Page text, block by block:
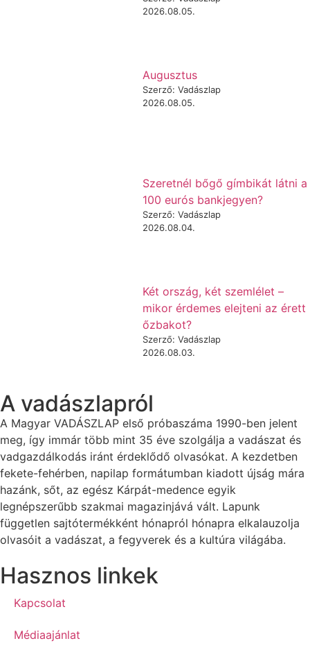
2026.08.05.
Augusztus
Szerző: Vadászlap
2026.08.05.
Szeretnél bőgő gímbikát látni a
100 eurós bankjegyen?
Szerző: Vadászlap
2026.08.04.
Két ország, két szemlélet –
mikor érdemes elejteni az érett
őzbakot?
Szerző: Vadászlap
2026.08.03.
A vadászlapról
A Magyar VADÁSZLAP első próbaszáma 1990-ben jelent
meg, így immár több mint 35 éve szolgálja a vadászat és
vadgazdálkodás iránt érdeklődő olvasókat. A kezdetben
fekete-fehérben, napilap formátumban kiadott újság mára
hazánk, sőt, az egész Kárpát-medence egyik
legnépszerűbb szakmai magazinjává vált. Lapunk
független sajtótermékként hónapról hónapra elkalauzolja
olvasóit a vadászat, a fegyverek és a kultúra világába.
Hasznos linkek
Kapcsolat
Médiaajánlat